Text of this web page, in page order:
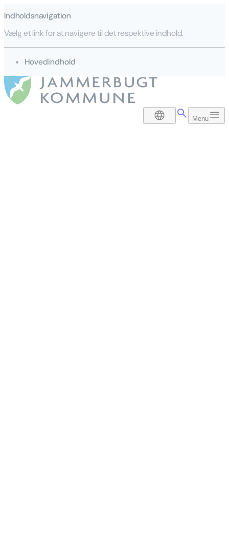
Indholdsnavigation
Vælg et link for at navigere til det respektive indhold.
gå til
Hovedindhold
DA Menu